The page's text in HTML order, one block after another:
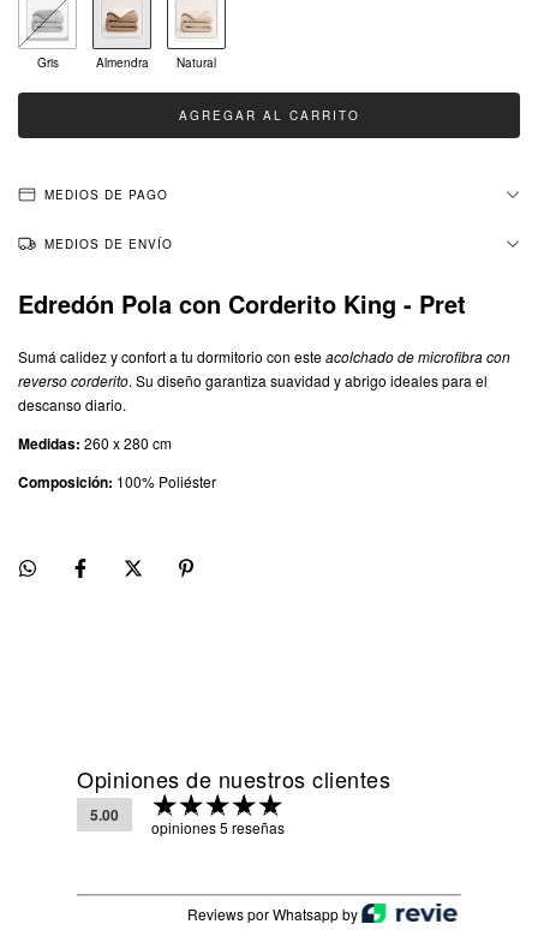
Gris Almendra Natural
MEDIOS DE PAGO
MEDIOS DE ENVÍO
Edredón Pola con Corderito King - Pret
Sumá calidez y confort a tu dormitorio con esteacolchado de microfibra con
reverso corderito. Su diseño garantiza suavidad y abrigo ideales para el
descanso diario.
Medidas: 260 x 280 cm
Composición: 100% Poliéster
Opiniones de nuestros clientes
5.00
opiniones 5 reseñas
Reviews por Whatsapp by